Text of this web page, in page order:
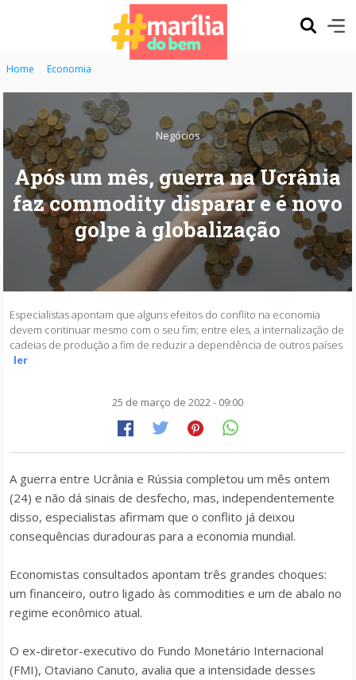
Home Economia
Negócios
Após um mês, guerra na Ucrânia
faz commodity disparar e é novo
golpe à globalização
Especialistas apontam que alguns efeitos do conflito na economia
devem continuar mesmo com o seu fim; entre eles, a internalização de
cadeias de produção a fim de reduzir a dependência de outros países
ler
25 de março de 2022 - 09:00
A guerra entre Ucrânia e Rússia completou um mês ontem
(24) e não dá sinais de desfecho, mas, independentemente
disso, especialistas afirmam que o conflito já deixou
consequências duradouras para a economia mundial.
Economistas consultados apontam três grandes choques:
um financeiro, outro ligado às commodities e um de abalo no
regime econômico atual.
O ex-diretor-executivo do Fundo Monetário Internacional
(FMI), Otaviano Canuto, avalia que a intensidade desses